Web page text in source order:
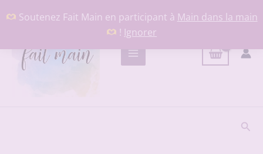
Soutenez Fait Main en participant à Main dans la main
! Ignorer
au